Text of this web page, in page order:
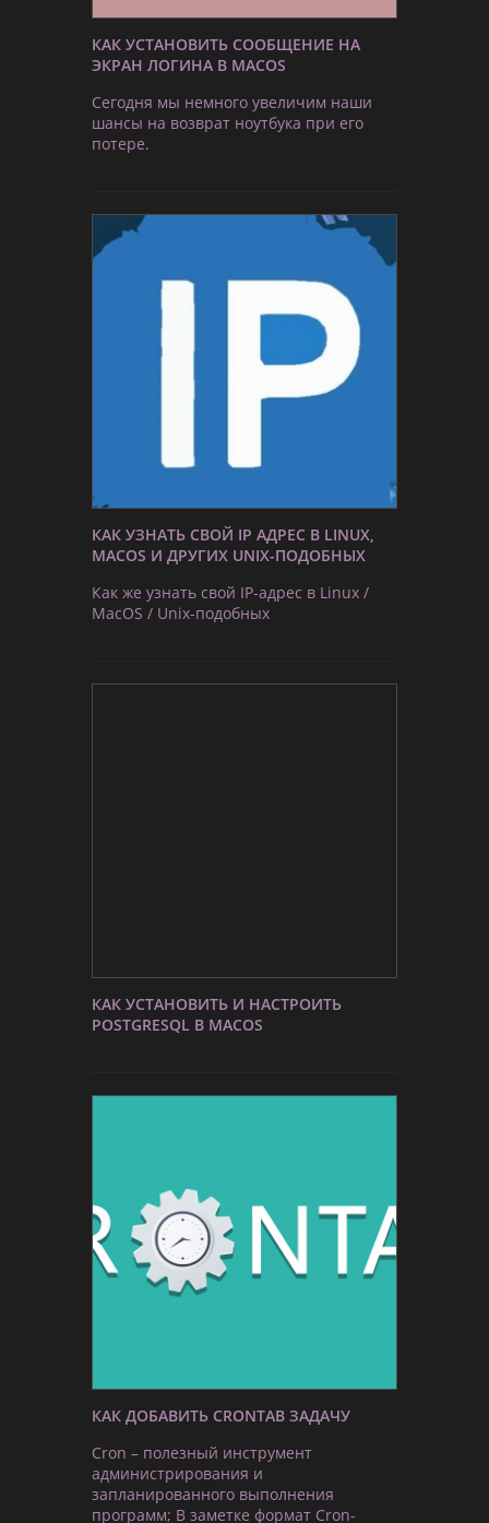
КАК УСТАНОВИТЬ СООБЩЕНИЕ НА
ЭКРАН ЛОГИНА В MACOS
Сегодня мы немного увеличим наши
шансы на возврат ноутбука при его
потере.
КАК УЗНАТЬ СВОЙ IP АДРЕС В LINUX,
MACOS И ДРУГИХ UNIX-ПОДОБНЫХ
Как же узнать свой IP-адрес в Linux /
MacOS / Unix-подобных
КАК УСТАНОВИТЬ И НАСТРОИТЬ
POSTGRESQL В MACOS
КАК ДОБАВИТЬ CRONTAB ЗАДАЧУ
Cron – полезный инструмент
администрирования и
запланированного выполнения
программ; В заметке формат Cron-